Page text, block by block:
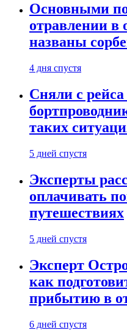
Основными
отравлении в
названы
4 дня спустя
Сняли с рейса
таких
5 дней спустя
Эксперты
оплачивать
путешествиях
5 дней спустя
Эксперт
как
прибытию в
6 дней спустя